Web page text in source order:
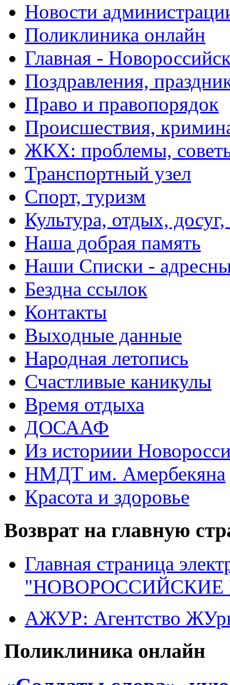
Новости
Поликлиника онлайн
Главная -
Поздравления,
Право и правопорядок
Происшествия,
ЖКХ: проблемы,
Транспортный узел
Спорт, туризм
Культура, отдых,
Наша добрая память
Наши Списки -
Бездна ссылок
Контакты
Выходные данные
Народная летопись
Счастливые каникулы
Время отдыха
ДОСААФ
Из историии
НМДТ им. Амербекяна
Красота и здоровье
Возврат на главную
Главная страница
"НОВОРОССИЙСКИЕ
АЖУР: Агентство
Поликлиника онлайн